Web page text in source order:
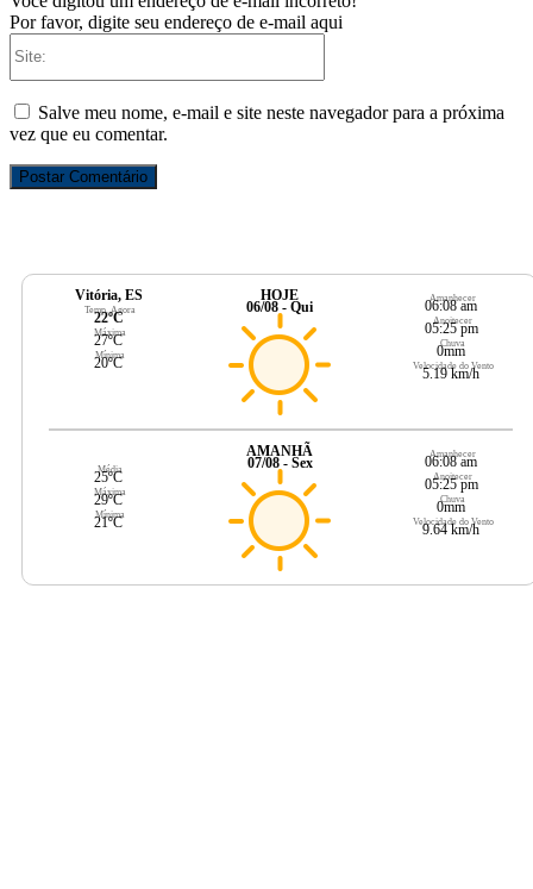
Por favor, digite seu endereço de e-mail aqui
Salve meu nome, e-mail e site neste navegador para a próxima
vez que eu comentar.
Vitória, ES
Temp. Agora
22ºC
Máxima
27ºC
Mínima
20ºC
HOJE
06/08 - Qui
Amanhecer
06:08 am
Anoitecer
05:25 pm
Chuva
0mm
Velocidade do Vento
5.19 km/h
Média
25ºC
Máxima
29ºC
Mínima
21ºC
AMANHÃ
07/08 - Sex
Amanhecer
06:08 am
Anoitecer
05:25 pm
Chuva
0mm
Velocidade do Vento
9.64 km/h